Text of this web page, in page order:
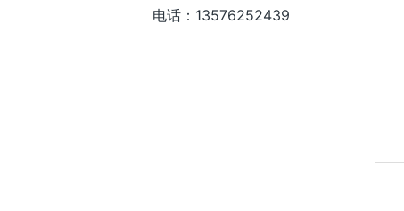
电话：13576252439